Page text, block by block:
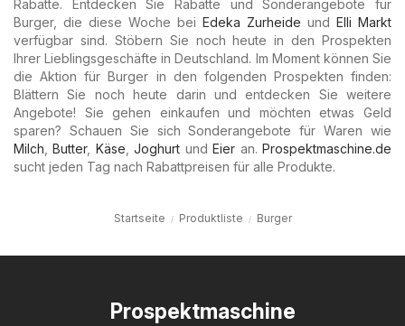
Rabatte. Entdecken Sie Rabatte und Sonderangebote für
Burger, die diese Woche bei Edeka Zurheide und Elli Markt
verfügbar sind. Stöbern Sie noch heute in den Prospekten
Ihrer Lieblingsgeschäfte in Deutschland. Im Moment können Sie
die Aktion für Burger in den folgenden Prospekten finden:
Blättern Sie noch heute darin und entdecken Sie weitere
Angebote! Sie gehen einkaufen und möchten etwas Geld
sparen? Schauen Sie sich Sonderangebote für Waren wie
Milch,Butter, Käse,Joghurt undEier an.Prospektmaschine.de
sucht jeden Tag nach Rabattpreisen für alle Produkte.
Startseite Produktliste Burger
Prospektmaschine